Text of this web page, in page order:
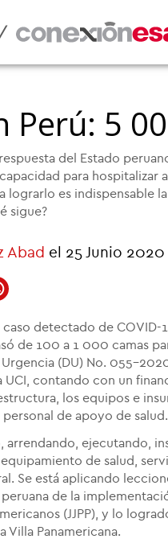
Perú: 5
del Estado
para hospitalizar
lograrlo es indispensable
sigue?
Abad el 25 Junio 2020
caso detectado de
de 100 a 1 000 camas
(DU) No. 055-
UCI, contando con un
los equipos e
de apoyo de salud.
arrendando, ejecutando,
de salud,
Se está aplicando
de la
(JJPP), y lo
Villa Panamericana.